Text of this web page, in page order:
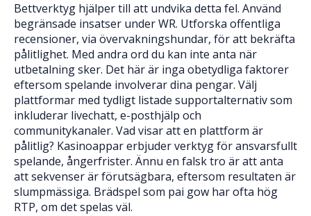
Bettverktyg hjälper till att undvika detta fel. Använd
begränsade insatser under WR. Utforska offentliga
recensioner, via övervakningshundar, för att bekräfta
pålitlighet. Med andra ord du kan inte anta när
utbetalning sker. Det här är inga obetydliga faktorer
eftersom spelande involverar dina pengar. Välj
plattformar med tydligt listade supportalternativ som
inkluderar livechatt, e-posthjälp och
communitykanaler. Vad visar att en plattform är
pålitlig? Kasinoappar erbjuder verktyg för ansvarsfullt
spelande, ångerfrister. Ännu en falsk tro är att anta
att sekvenser är förutsägbara, eftersom resultaten är
slumpmässiga. Brädspel som pai gow har ofta hög
RTP, om det spelas väl.